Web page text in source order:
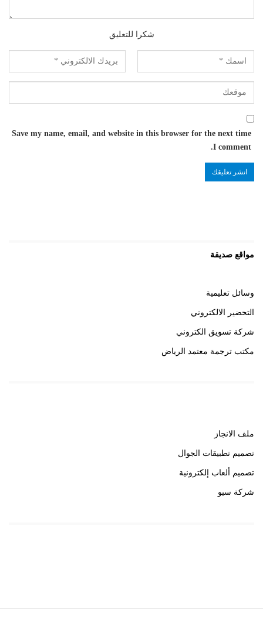
شكرا للتعليق
Save my name, email, and website in this browser for the next time
I comment.
مواقع صديقة
وسائل تعليمية
التحضير الالكتروني
شركة تسويق الكتروني
مكتب ترجمة معتمد الرياض
ملف الانجاز
تصميم تطبيقات الجوال
تصميم ألعاب إلكترونية
شركة سيو